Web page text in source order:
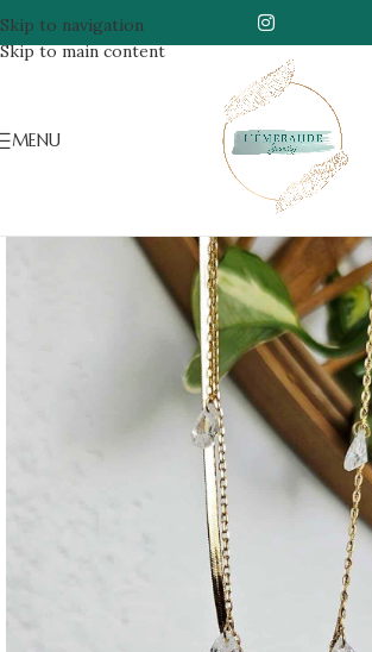
Skip to navigation
Skip to main content
MENU